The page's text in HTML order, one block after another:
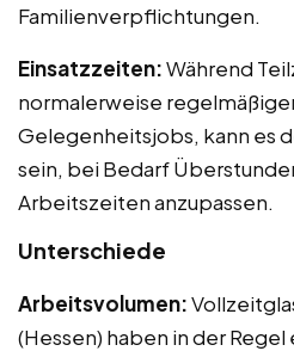
Familienverpflichtungen.
Einsatzzeiten:Während
normalerweise
Gelegenheitsjobs, kann es
sein, bei Bedarf
Arbeitszeiten anzupassen.
Unterschiede
Arbeitsvolumen:
(Hessen) haben in der Regel